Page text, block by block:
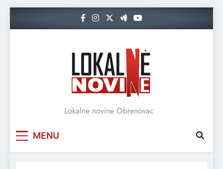
Lokalne novine Obrenovac
MENU